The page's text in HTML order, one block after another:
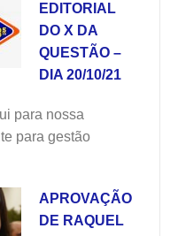
EDITORIAL
DO X DA
QUESTÃO –
DIA 20/10/21
para nossa
para gestão
APROVAÇÃO
DE RAQUEL